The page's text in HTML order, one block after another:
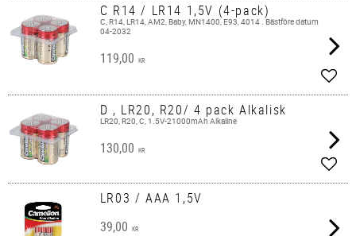
C R14 / LR14 1,5V (4-pack)
C, R14, LR14, AM2, Baby, MN1400, E93, 4014 . Bästföre datum
04-2032
119,00 KR
Add
D , LR20, R20/ 4 pack Alkalisk
LR20, R20, C, 1.5V-21000mAh Alkaline
130,00 KR
Add
LR03 / AAA 1,5V
39,00 KR